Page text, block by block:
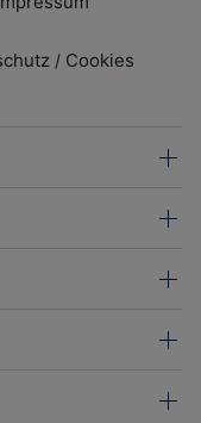
/ Cookies